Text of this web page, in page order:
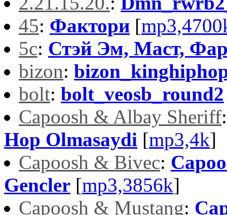
45: Фактори [
5c: Стэй Эм, Маст,
bizon:
bolt: bolt_veosb_round2
Capoosh & Albay Sheriff
Hop Olmasaydi [mp3,4k]
Capoosh & Bivec:
Gencler [mp3,3856k]
Capoosh & Mustang: